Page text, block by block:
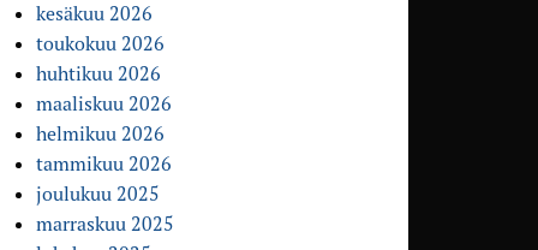
kesäkuu 2026
toukokuu 2026
huhtikuu 2026
maaliskuu 2026
helmikuu 2026
tammikuu 2026
joulukuu 2025
marraskuu 2025